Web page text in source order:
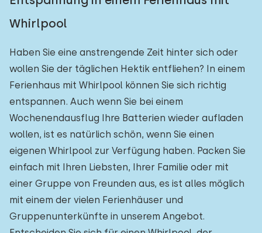
Whirlpool
Haben Sie eine anstrengende Zeit hinter sich oder
wollen Sie der täglichen Hektik entfliehen? In einem
Ferienhaus mit Whirlpool können Sie sich richtig
entspannen. Auch wenn Sie bei einem
Wochenendausflug Ihre Batterien wieder aufladen
wollen, ist es natürlich schön, wenn Sie einen
eigenen Whirlpool zur Verfügung haben. Packen Sie
einfach mit Ihren Liebsten, Ihrer Familie oder mit
einer Gruppe von Freunden aus, es ist alles möglich
mit einem der vielen Ferienhäuser und
Gruppenunterkünfte in unserem Angebot.